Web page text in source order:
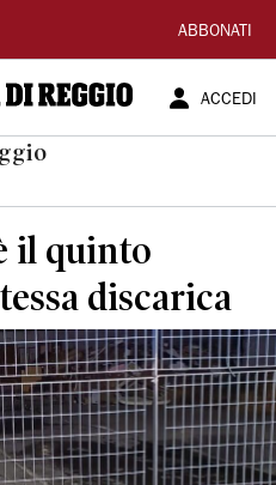
ABBONATI
ACCEDI
il quinto
discarica